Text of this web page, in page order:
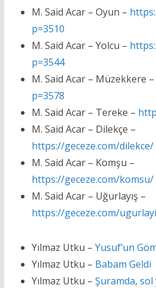
M. Said Acar – Oyun –
p=3510
M. Said Acar – Yolcu –
p=3544
M. Said Acar – Müzekkere –
p=3578
M. Said Acar – Tereke –
M. Said Acar – Dilekçe –
https://geceze.com/dilekce/
M. Said Acar – Komşu –
https://geceze.com/komsu/
M. Said Acar – Uğurlayış –
https://geceze.com/
Yılmaz Utku – Yusuf’un
Yılmaz Utku – Babam Geldi
Yılmaz Utku – Şuramda,